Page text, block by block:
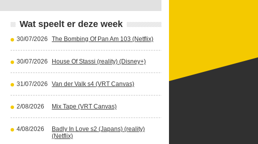
Wat speelt er deze week
30/07/2026 The Bombing Of Pan Am 103 (Netflix)
30/07/2026 House Of Stassi (reality) (Disney+)
31/07/2026 Van der Valk s4 (VRT Canvas)
2/08/2026 Mix Tape (VRT Canvas)
4/08/2026
Badly In Love s2 (Japans) (reality)
(Netflix)